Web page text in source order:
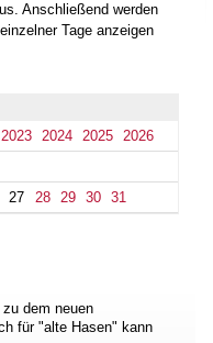
Anschließend werden
Tage anzeigen
2023 2024 2025
2026
27 28 29 30 31
dem neuen
für "alte Hasen" kann